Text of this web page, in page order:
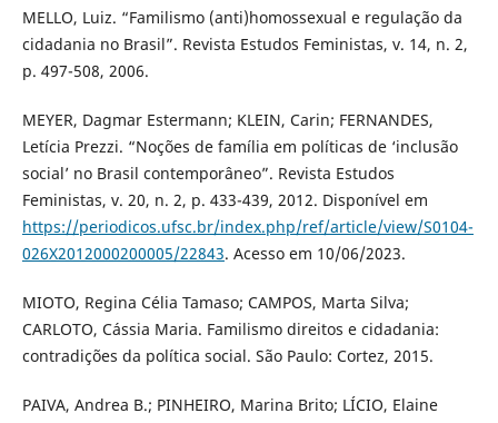
MELLO, Luiz. “Familismo (anti)homossexual e regulação da
cidadania no Brasil”. Revista Estudos Feministas, v. 14, n. 2,
p. 497-508, 2006.
MEYER, Dagmar Estermann; KLEIN, Carin; FERNANDES,
Letícia Prezzi. “Noções de família em políticas de ‘inclusão
social’ no Brasil contemporâneo”. Revista Estudos
Feministas, v. 20, n. 2, p. 433-439, 2012. Disponível em
https://periodicos.ufsc.br/index.php/ref/article/view/S0104-
026X2012000200005/22843. Acesso em 10/06/2023.
MIOTO, Regina Célia Tamaso; CAMPOS, Marta Silva;
CARLOTO, Cássia Maria. Familismo direitos e cidadania:
contradições da política social. São Paulo: Cortez, 2015.
PAIVA, Andrea B.; PINHEIRO, Marina Brito; LÍCIO, Elaine